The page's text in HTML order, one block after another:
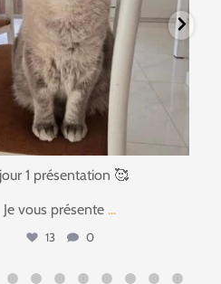
1 présentation 🥰
Ça faisait si ...
17 3